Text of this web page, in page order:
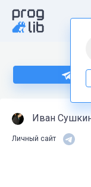
Иван
Личный сайт